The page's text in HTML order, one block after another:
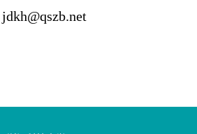
jdkh@qszb.net